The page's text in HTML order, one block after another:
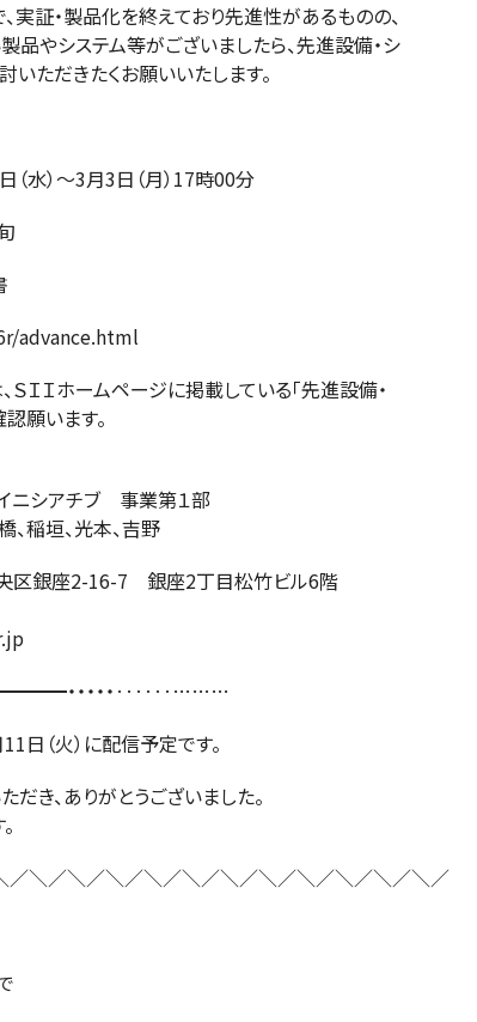
証・製品化を終えており先進性があるものの、
品やシステム等がございましたら、先進設備・シ
ただきたくお願いいたします。
水）～3月3日（月）17時00分
advance.html
ＳＩＩホームページに掲載している「先進設備・
願います。
ニシアチブ 事業第１部
稲垣、光本、吉野
銀座2-16-7 銀座2丁目松竹ビル6階
・・・・‥‥‥………
日（火）に配信予定です。
き、ありがとうございました。
。
／＼／＼／＼／＼／＼／＼／＼／＼／＼／＼／＼／